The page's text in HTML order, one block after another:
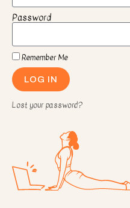
Password
Remember Me
LOG IN
Lost your password?